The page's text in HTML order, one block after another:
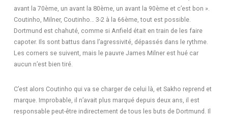
avant la 70ème, un avant la 80ème, un avant la 90ème et c’est bon ».
Coutinho, Milner, Coutinho… 3-2 à la 66ème, tout est possible.
Dortmund est chahuté, comme si Anfield était en train de les faire
capoter. Ils sont battus dans l’agressivité, dépassés dans le rythme.
Les corners se suivent, mais le pauvre James Milner est hué car
aucun n’est bien tiré.
C’est alors Coutinho qui va se charger de celui là, et Sakho reprend et
marque. Improbable, il n’avait plus marqué depuis deux ans, il est
responsable peut-être indirectement de tous les buts de Dortmund. Il